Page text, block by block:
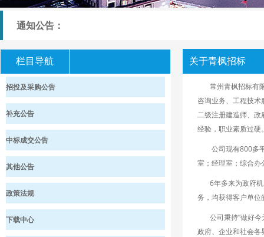
通知公告：
栏目导航
招投及采购公告
补充公告
中标成交公告
其他公告
政策法规
下载中心
关于青枫招标
常州青枫招标有限
咨询业务、工程技
二级注册建造师、
经验，职业素质过
公司现有800多平
室；经理室；综合
6年多来为政府机
务，均获得客户单位
公司秉持“做好今
政府、企业和社会